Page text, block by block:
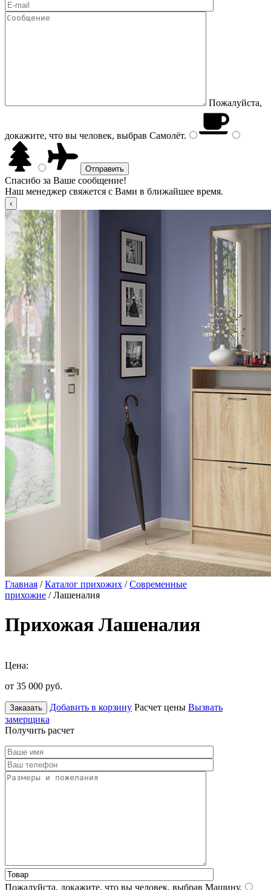
Пожалуйста,
докажите, что вы человек, выбрав Самолёт.
Спасибо за Ваше сообщение!
Наш менеджер свяжется с Вами в ближайшее время.
Главная /Каталог прихожих /Современные
прихожие / Лашеналия
Прихожая Лашеналия
Цена:
от 35 000 руб.
Заказать Добавить в корзину Расчет цены Вызвать
замерщика
Получить расчет
Пожалуйста, докажите, что вы человек, выбрав Машину.